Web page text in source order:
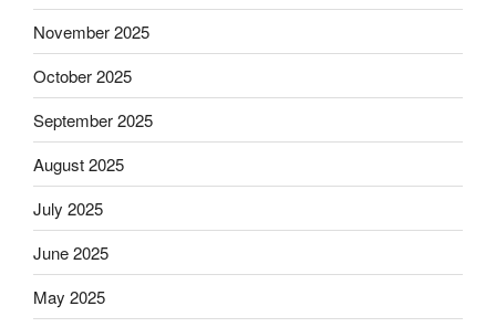
November 2025
October 2025
September 2025
August 2025
July 2025
June 2025
May 2025